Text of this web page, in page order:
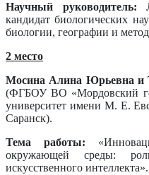
Научный руководитель:
кандидат биологических
биологии, географии и
2 место
Мосина Алина Юрьевна и
(ФГБОУ ВО «Мордовский
университет имени М. Е.
Саранск).
Тема работы:
окружающей среды:
искусственного интеллекта».